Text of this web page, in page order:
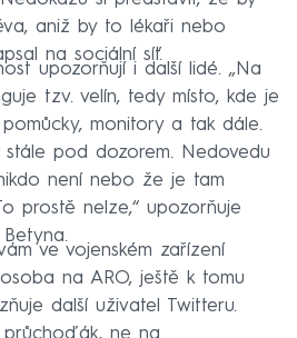
aniž by to lékaři nebo
na sociální síť.
upozorňují i další lidé. „Na
tzv. velín, tedy místo, kde je
monitory a tak dále.
pod dozorem. Nedovedu
není nebo že je tam
prostě nelze,“ upozorňuje
ve vojenském zařízení
na ARO, ještě k tomu
další uživatel Twitteru.
ne na